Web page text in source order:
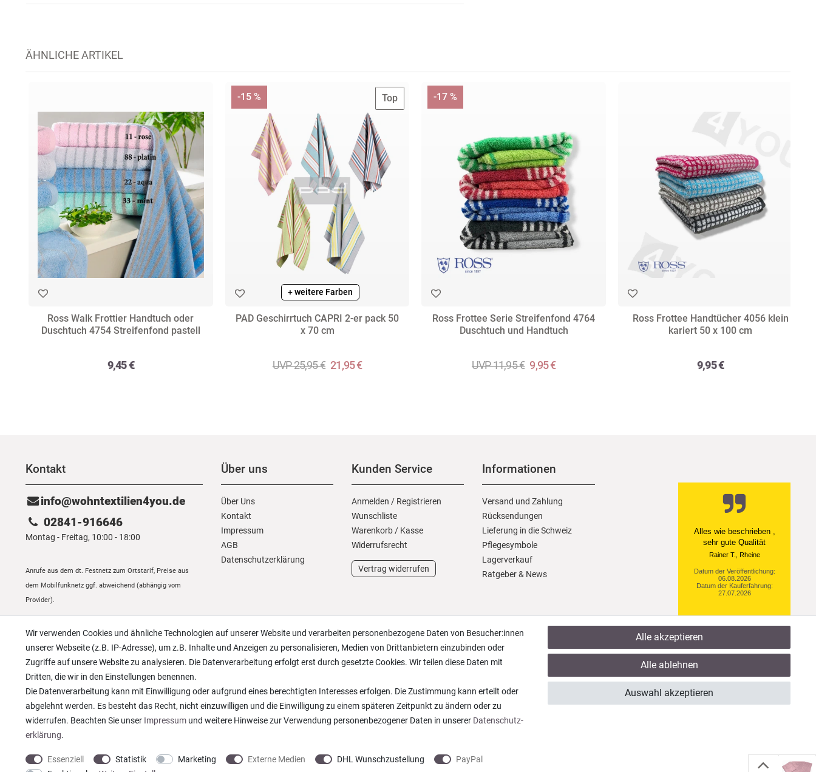
ÄHNLICHE ARTIKEL
Ross Walk Frottier Handtuch oder
Duschtuch 4754 Streifenfond pastell
9,45 €
Top
+ weitere Farben
PAD Geschirrtuch CAPRI 2-er pack 50
x 70 cm
UVP 25,95 € 21,95 €
-15 %
Ross Frottee Serie Streifenfond 4764
Duschtuch und Handtuch
UVP 11,95 € 9,95 €
-17 %
Ross Frottee Handtücher 4056 klein
kariert 50 x 100 cm
9,95 €
Kontakt
info@wohntextilien4you.de
02841-916646
Montag - Freitag, 10:00 - 18:00
Anrufe aus dem dt. Festnetz zum Ortstarif, Preise aus
dem Mobilfunknetz ggf. abweichend (abhängig vom
Provider).
Über uns
Über Uns
Kontakt
Impressum
AGB
Daten­schutz­erklärung
Kunden Service
Anmelden / Registrieren
Wunschliste
Warenkorb / Kasse
Widerrufs­recht
Vertrag widerrufen
Informationen
Versand und Zahlung
Rücksendungen
Lieferung in die Schweiz
Pflegesymbole
Lagerverkauf
Ratgeber & News
Ein einfach toller Service
- prompte Lieferung und
sogar mit Pflegehinweis!
Datum der Veröffentlichung:
05.08.2026
Datum der Kauferfahrung:
29.07.2026
921 Bewertungen
Wir verwenden Cookies und ähnliche Technologien auf unserer Website und verarbeiten personenbezogene Daten von Besucher:innen
unserer Webseite (z.B. IP-Adresse), um z.B. Inhalte und Anzeigen zu personalisieren, Medien von Drittanbietern einzubinden oder
Zugriffe auf unsere Website zu analysieren. Die Datenverarbeitung erfolgt erst durch gesetzte Cookies. Wir teilen diese Daten mit
Dritten, die wir in den Einstellungen benennen.
Die Datenverarbeitung kann mit Einwilligung oder aufgrund eines berechtigten Interesses erfolgen. Die Zustimmung kann erteilt oder
abgelehnt werden. Es besteht das Recht, nicht einzuwilligen und die Einwilligung zu einem späteren Zeitpunkt zu ändern oder zu
widerrufen. Beachten Sie unser Impressum und weitere Hinweise zur Verwendung personenbezogener Daten in unserer Daten­schutz­
erklärung.
Essenziell Statistik Marketing Externe Medien DHL Wunschzustellung
PayPal
Alle akzeptieren
Alle ablehnen
Auswahl akzeptieren
* Alle Preise verstehen sich inkl. gesetzl. MwSt. zzgl. Versandkosten © copyright 2013-2026 Wohntextilien4You GmbH / Alle Rechte vorbehalten / Realisation Zuletzt